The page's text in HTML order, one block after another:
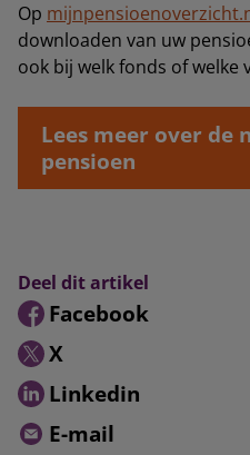
Op
downloaden van uw
ook bij welk fonds of welke
Lees meer over de
pensioen
Deel dit artikel
Facebook
X
Linkedin
E-mail